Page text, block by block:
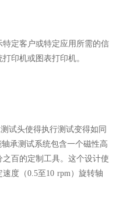
定客户或特定应用所需的信
印机或图表打印机。
试头使得执行测试变得如同
承测试系统包含一个磁性高
百的定制工具。这个设计使
度（0.5至10 rpm）旋转轴